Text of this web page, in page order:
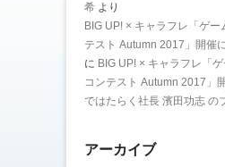
希 より
BIG UP! × キャラフレ「ゲ
テスト Autumn 2017」開催
に BIG UP! × キャラフレ「
コンテスト Autumn 2017」
ではたらく社長 濱田功志 の
アーカイブ